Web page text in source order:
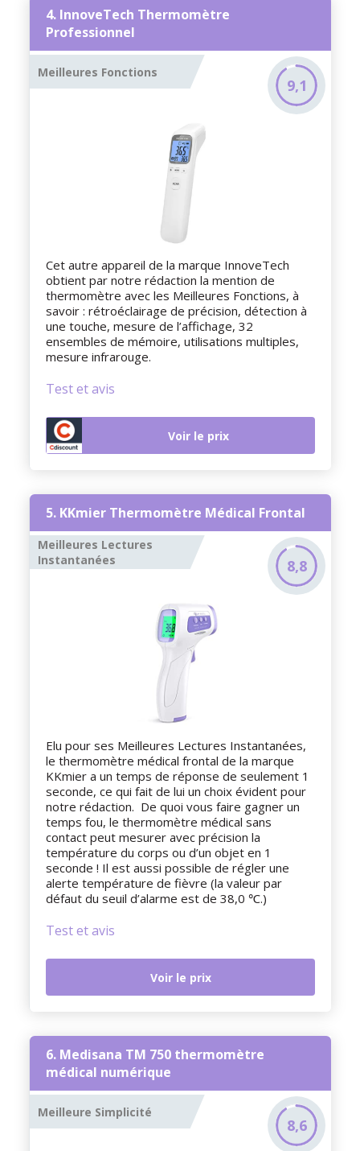
4. InnoveTech Thermomètre
Professionnel
Meilleures Fonctions
9,1
Cet autre appareil de la marque InnoveTech
obtient par notre rédaction la mention de
thermomètre avec les Meilleures Fonctions, à
savoir : rétroéclairage de précision, détection à
une touche, mesure de l’affichage, 32
ensembles de mémoire, utilisations multiples,
mesure infrarouge.
Test et avis
Voir le prix
5. KKmier Thermomètre Médical Frontal
Meilleures Lectures
Instantanées
8,8
Elu pour ses Meilleures Lectures Instantanées,
le thermomètre médical frontal de la marque
KKmier a un temps de réponse de seulement 1
seconde, ce qui fait de lui un choix évident pour
notre rédaction. De quoi vous faire gagner un
temps fou, le thermomètre médical sans
contact peut mesurer avec précision la
température du corps ou d’un objet en 1
seconde ! Il est aussi possible de régler une
alerte température de fièvre (la valeur par
défaut du seuil d’alarme est de 38,0 ℃.)
Test et avis
Voir le prix
6. Medisana TM 750 thermomètre
médical numérique
Meilleure Simplicité
8,6